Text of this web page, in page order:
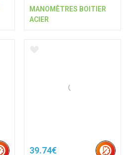
1/4"G
MANOMÈTRES BOITIER
ACIER
39.74€